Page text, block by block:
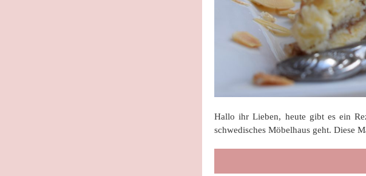
Hallo ihr Lieben, heute gibt es ein
schwedisches Möbelhaus geht. Diese